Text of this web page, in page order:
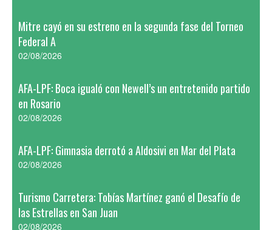
Mitre cayó en su estreno en la segunda fase del Torneo
Federal A
02/08/2026
AFA-LPF: Boca igualó con Newell’s un entretenido partido
en Rosario
02/08/2026
AFA-LPF: Gimnasia derrotó a Aldosivi en Mar del Plata
02/08/2026
Turismo Carretera: Tobías Martínez ganó el Desafío de
las Estrellas en San Juan
02/08/2026